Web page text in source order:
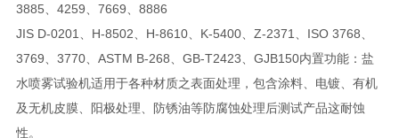
3885、4259、7669、8886
JIS D-0201、H-8502、H-8610、K-5400、Z-2371、ISO 3768、
3769、3770、ASTM B-268、GB-T2423、GJB150内置功能：盐
水喷雾试验机适用于各种材质之表面处理，包含涂料、电镀、有机
及无机皮膜、阳极处理、防锈油等防腐蚀处理后测试产品这耐蚀
性。